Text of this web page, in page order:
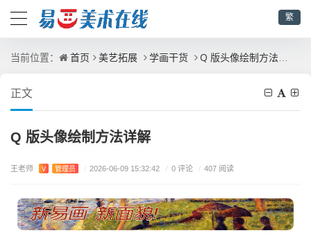
繁
当前位置： 首页 美艺拓展 学画干货 Q 版头像绘制方法详解
正文
Q 版头像绘制方法详解
王老师 V 管理员 / 2026-06-09 15:32:42 / 0 评论 / 407 阅读